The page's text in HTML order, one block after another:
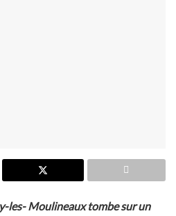
les- Moulineaux tombe sur un